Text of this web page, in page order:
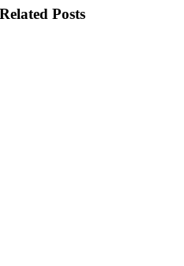
Related Posts